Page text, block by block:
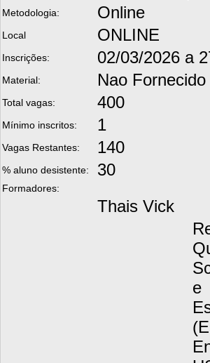
Metodologia: Online
Local ONLINE
Inscrições: 02/03/2026 a
Material: Nao Fornecido
Total vagas: 400
Mínimo inscritos: 1
Vagas Restantes: 140
% aluno desistente: 30
Formadores:
Thais Vick
e